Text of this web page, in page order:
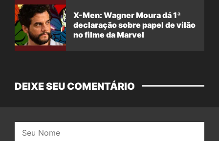
X-Men: Wagner Moura dá 1ª
declaração sobre papel de vilão
no filme da Marvel
DEIXE SEU COMENTÁRIO